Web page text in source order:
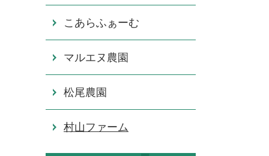
こあらふぁーむ
マルエヌ農園
松尾農園
村山ファーム